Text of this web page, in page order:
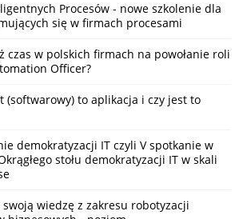
Procesów - nowe szkolenie dla
się w firmach procesami
czas w polskich firmach na powołanie roli
Officer?
(softwarowy) to aplikacja i czy jest to
demokratyzacji IT czyli V spotkanie w
stołu demokratyzacji IT w skali
wiedzę z zakresu robotyzacji